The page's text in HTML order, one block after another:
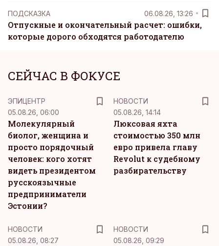
ПОДСКАЗКА 06.08.26, 13:26
Отпускные и окончательный расчет: ошибки,
которые дорого обходятся работодателю
СЕЙЧАС В ФОКУСЕ
ЭПИЦЕНТР
05.08.26, 06:00
Молекулярный
биолог, женщина и
просто порядочный
человек: кого хотят
видеть президентом
русскоязычные
предприниматели
Эстонии?
НОВОСТИ
05.08.26, 14:14
Люксовая яхта
стоимостью 350 млн
евро привела главу
Revolut к судебному
разбирательству
НОВОСТИ
05.08.26, 08:27
НОВОСТИ
05.08.26, 09:29